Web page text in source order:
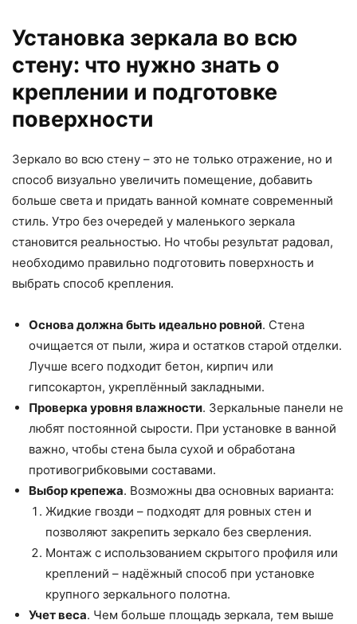
Установка зеркала во всю
стену: что нужно знать о
креплении и подготовке
поверхности
Зеркало во всю стену – это не только отражение, но и
способ визуально увеличить помещение, добавить
больше света и придать ванной комнате современный
стиль. Утро без очередей у маленького зеркала
становится реальностью. Но чтобы результат радовал,
необходимо правильно подготовить поверхность и
выбрать способ крепления.
Основа должна быть идеально ровной. Стена
очищается от пыли, жира и остатков старой отделки.
Лучше всего подходит бетон, кирпич или
гипсокартон, укреплённый закладными.
Проверка уровня влажности. Зеркальные панели не
любят постоянной сырости. При установке в ванной
важно, чтобы стена была сухой и обработана
противогрибковыми составами.
Выбор крепежа. Возможны два основных варианта:
Жидкие гвозди – подходят для ровных стен и
позволяют закрепить зеркало без сверления.
Монтаж с использованием скрытого профиля или
креплений – надёжный способ при установке
крупного зеркального полотна.
Учет веса. Чем больше площадь зеркала, тем выше